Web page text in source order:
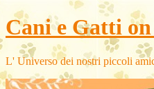
Cani e Gatti
L' Universo dei nostri piccoli